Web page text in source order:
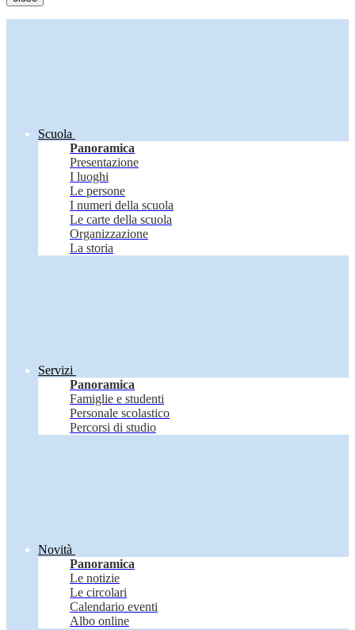
Scuola
Panoramica
Presentazione
I luoghi
Le persone
I numeri della scuola
Le carte della scuola
Organizzazione
La storia
Servizi
Panoramica
Famiglie e studenti
Personale scolastico
Percorsi di studio
Novità
Panoramica
Le notizie
Le circolari
Calendario eventi
Albo online